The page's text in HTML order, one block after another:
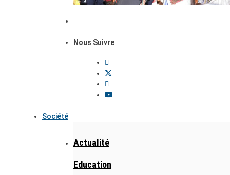
Nous Suivre
Société
Actualité
Education